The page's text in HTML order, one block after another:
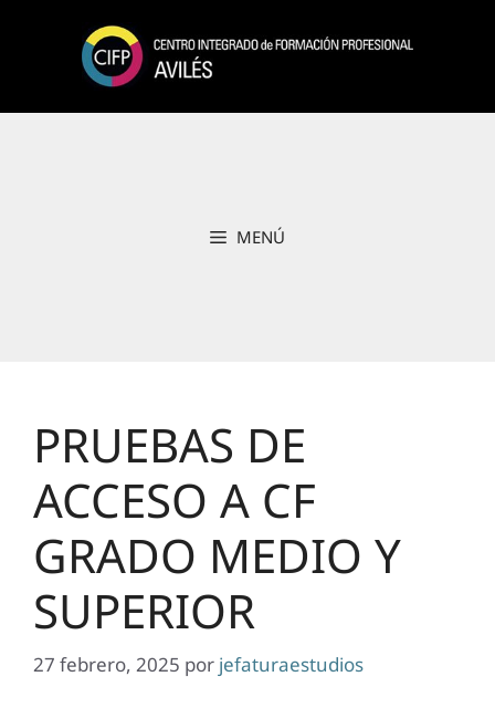
contenido
MENÚ
PRUEBAS DE
ACCESO A CF
GRADO MEDIO Y
SUPERIOR
27 febrero, 2025 por jefaturaestudios